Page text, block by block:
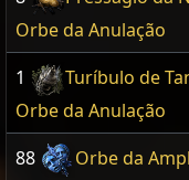
Orbe da Anulação
1 Turíbulo de
Orbe da Anulação
88 Orbe da